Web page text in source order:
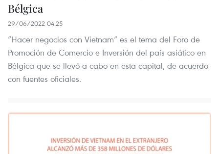
Bélgica
29/06/2022 04:25
“Hacer negocios con Vietnam” es el tema del Foro de
Promoción de Comercio e Inversión del país asiático en
Bélgica que se llevó a cabo en esta capital, de acuerdo
con fuentes oficiales.